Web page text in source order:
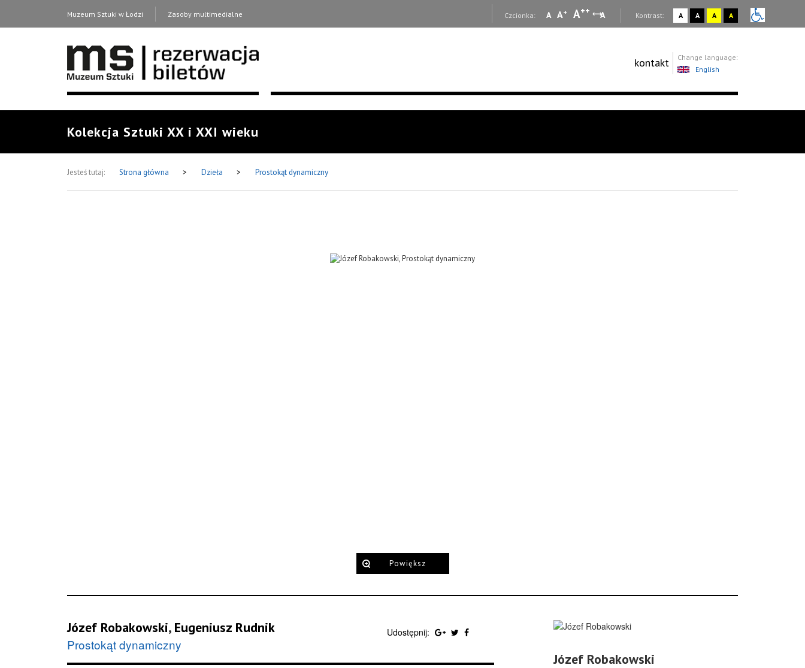
Muzeum Sztuki w Łodzi Zasoby multimedialne Czcionka: A A+ A++ A Kontrast: A A A A
kontakt
Change language:
English
Kolekcja Sztuki XX i XXI wieku
Jesteś tutaj: Strona główna > Dzieła > Prostokąt dynamiczny
Powiększ
Józef Robakowski, Eugeniusz Rudnik
Prostokąt dynamiczny
Udostępnij:
Józef Robakowski